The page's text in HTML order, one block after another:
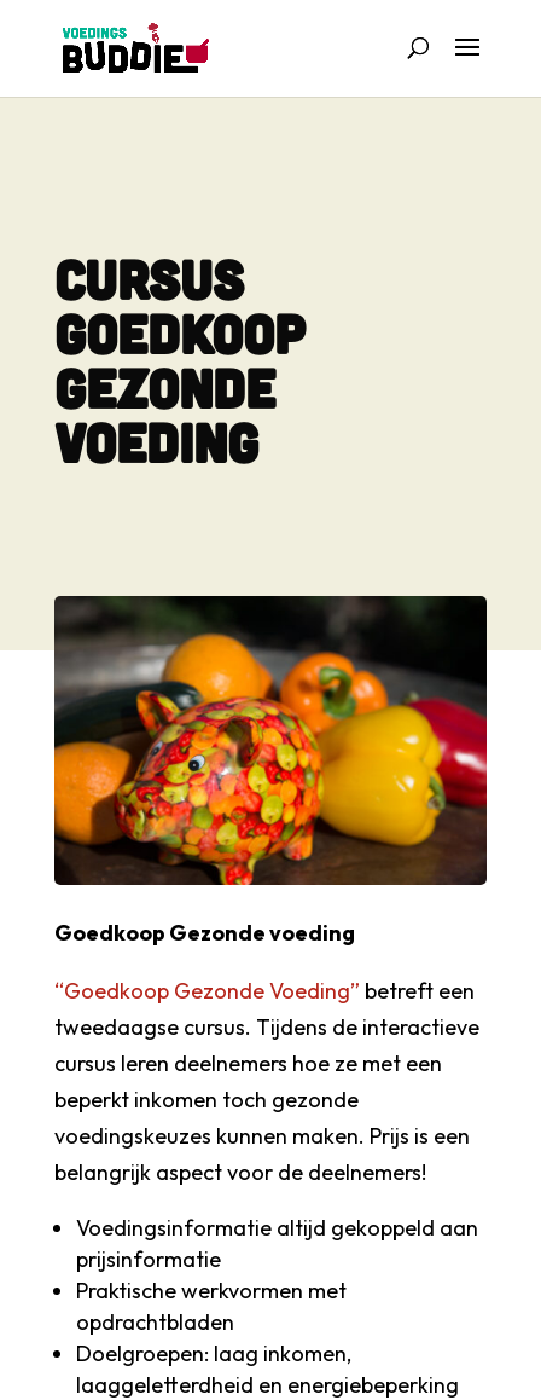
Cursus
Goedkoop
Gezonde
Voeding
Goedkoop Gezonde voeding
“Goedkoop Gezonde Voeding” betreft een
tweedaagse cursus. Tijdens de interactieve
cursus leren deelnemers hoe ze met een
beperkt inkomen toch gezonde
voedingskeuzes kunnen maken. Prijs is een
belangrijk aspect voor de deelnemers!
Voedingsinformatie altijd gekoppeld aan
prijsinformatie
Praktische werkvormen met
opdrachtbladen
Doelgroepen: laag inkomen,
laaggeletterdheid en energiebeperking